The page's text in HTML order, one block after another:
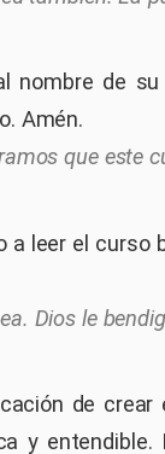
nombre de
Amén.
que este
a leer el curso
Dios le
de
y entendible.